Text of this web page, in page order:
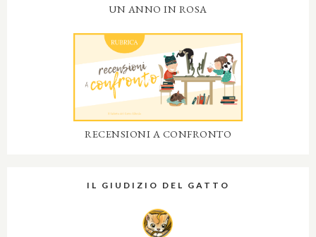
UN ANNO IN ROSA
RECENSIONI A CONFRONTO
IL GIUDIZIO DEL GATTO